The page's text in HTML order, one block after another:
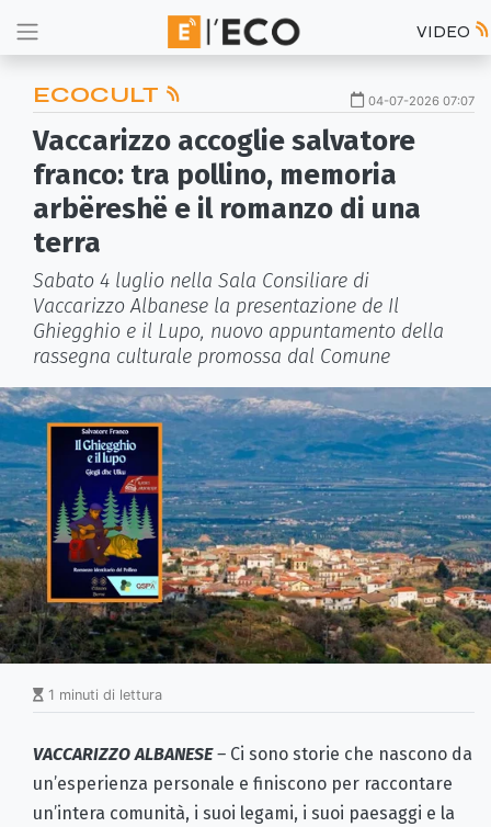
VIDEO
ECOCULT 04-07-2026 07:07
Vaccarizzo accoglie salvatore
franco: tra pollino, memoria
arbëreshë e il romanzo di una
terra
Sabato 4 luglio nella Sala Consiliare di
Vaccarizzo Albanese la presentazione de Il
Ghiegghio e il Lupo, nuovo appuntamento della
rassegna culturale promossa dal Comune
1 minuti di lettura
VACCARIZZO ALBANESE– Ci sono storie che nascono da
un’esperienza personale e finiscono per raccontare
un’intera comunità, i suoi legami, i suoi paesaggi e la